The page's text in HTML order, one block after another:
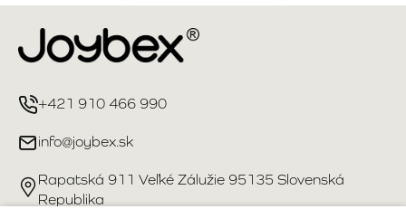
+421 910 466 990
info@joybex.sk
Rapatská 911 Veľké Zálužie 95135 Slovenská
Republika